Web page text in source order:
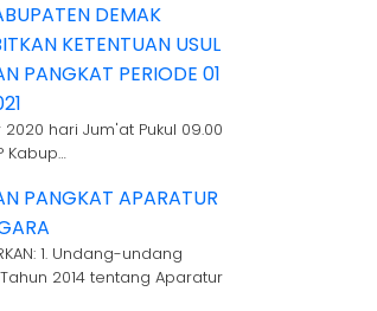
DEMAK
KETENTUAN USUL
PANGKAT PERIODE 01
hari Jum'at Pukul 09.00
Kabup…
PANGKAT APARATUR
1. Undang-undang
2014 tentang Aparatur